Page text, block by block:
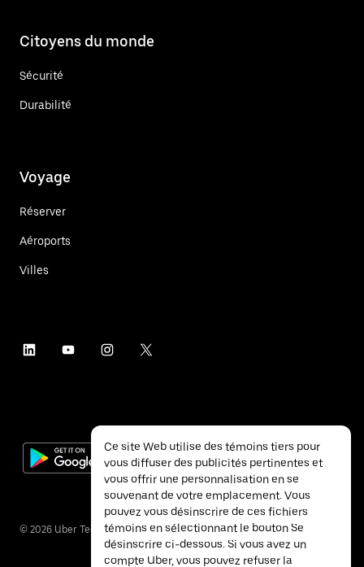
Citoyens du monde
Sécurité
Durabilité
Voyage
Réserver
Aéroports
Villes
© 2026 Uber Technologies inc.
Ce site Web utilise des témoins tiers pour
vous diffuser des publicités pertinentes et
vous offrir une personnalisation en se
souvenant de votre emplacement. Vous
pouvez vous désinscrire de ces fichiers
témoins en sélectionnant le bouton Se
désinscrire ci-dessous. Si vous avez un
compte Uber, vous pouvez refuser la